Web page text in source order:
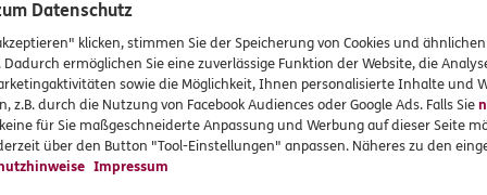
teil:
Kranken- und Pflegeversicherung, Postfach 06 02 22,
31,www.pkv-ombudsmann.de , sofern es um
geht.
e.V., Postfach 080632, 10006 Berlin, Telefon: 0800 /
,http://
mit anderen privaten Versicherungen geht (außer
Datenschutz
klicken, stimmen Sie der Speicherung von Cookies und
ermöglichen Sie eine zuverlässige Funktion der Website, die
sowie die Möglichkeit, Ihnen personalisierte Inhalte und
z.B. durch die Nutzung von Facebook Audiences oder Google Ads. Falls Sie
für Sie maßgeschneiderte Anpassung und Werbung auf dieser Seite
über den Button "Tool-Einstellungen" anpassen. Näheres zu den
Impressum